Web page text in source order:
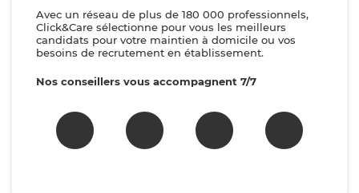
Avec un réseau de plus de 180 000 professionnels,
Click&Care sélectionne pour vous les meilleurs
candidats pour votre maintien à domicile ou vos
besoins de recrutement en établissement.
Nos conseillers vous accompagnent 7/7